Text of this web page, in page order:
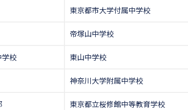
東京都市大学付属中学校
帝塚山中学校
校 東山中学校
神奈川大学附属中学校
東京都立桜修館中等教育学校